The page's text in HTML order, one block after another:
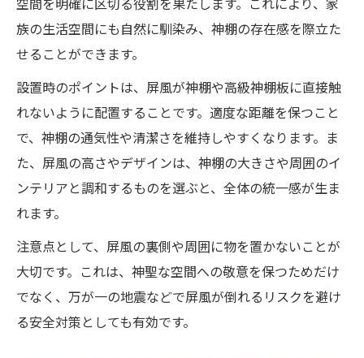
族の生活空間にも自然に馴染み、神棚の存在感を際立た
せることができます。
設置時のポイントは、屏風が神棚や高級神棚板に直接触
れないように配置することです。適度な距離を保つこと
で、神棚の通気性や清潔さを維持しやすくなります。ま
た、屏風の高さやデザインは、神棚の大きさや周囲のイ
ンテリアと調和するものを選ぶと、全体の統一感が生ま
れます。
注意点として、屏風の裏側や周囲に物を置かないことが
大切です。これは、神聖な空間への敬意を保つためだけ
でなく、万が一の地震などで屏風が倒れるリスクを避け
る安全対策としても有効です。